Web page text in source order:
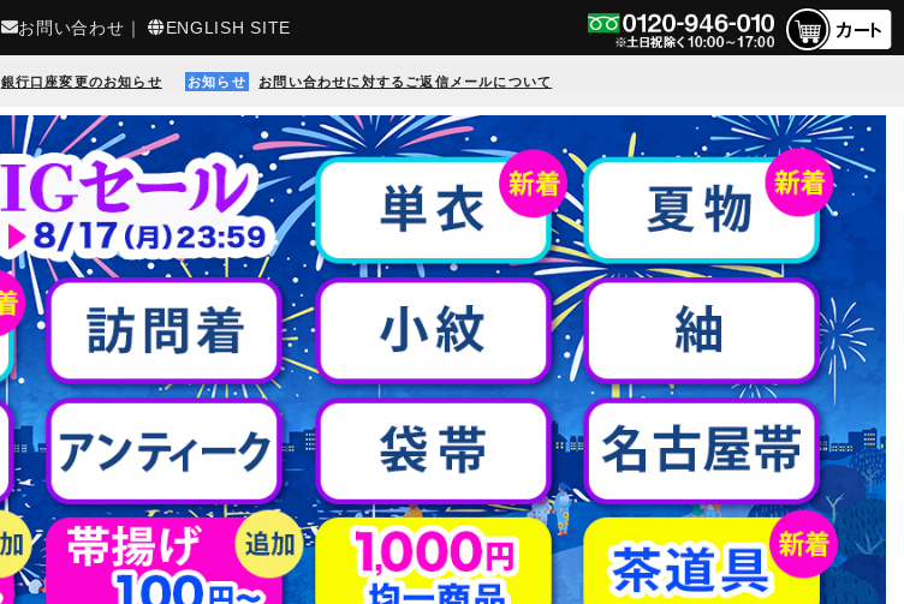
お問い合わせ ｜ ENGLISH SITE
銀行口座変更のお知らせ お知らせ お問い合わせに対するご返信メールについて